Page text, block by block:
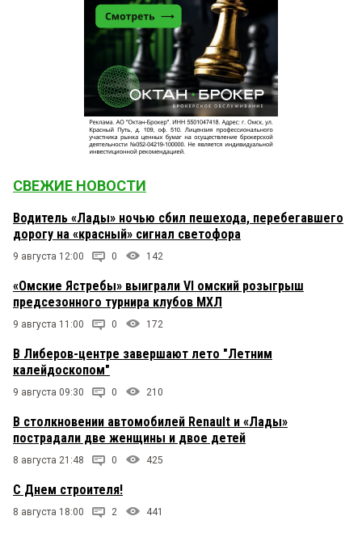
СВЕЖИЕ НОВОСТИ
Водитель «Лады» ночью сбил пешехода, перебегавшего
дорогу на «красный» сигнал светофора
9 августа 12:00 0 142
«Омские Ястребы» выиграли VI омский розыгрыш
предсезонного турнира клубов МХЛ
9 августа 11:00 0 172
В Либеров-центре завершают лето "Летним
калейдоскопом"
9 августа 09:30 0 210
В столкновении автомобилей Renault и «Лады»
пострадали две женщины и двое детей
8 августа 21:48 0 425
С Днем строителя!
8 августа 18:00 2 441